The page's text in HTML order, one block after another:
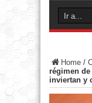
Home /
régimen
inviertan y